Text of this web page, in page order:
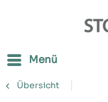
Menü
Übersicht